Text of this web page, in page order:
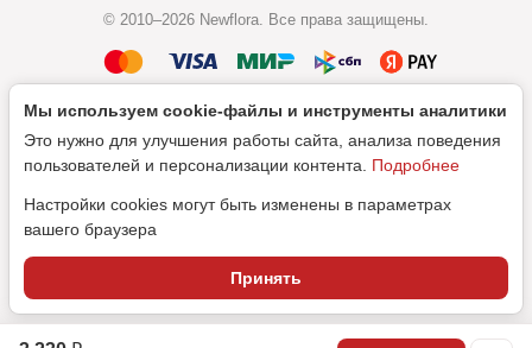
© 2010–2026 Newflora. Все права защищены.
Политика обработки персональных данных
Согласие на обработку персональных данных
SEO-продвижение
Мы используем cookie‑файлы и инструменты аналитики
Это нужно для улучшения работы сайта, анализа поведения
пользователей и персонализации контента. Подробнее
Настройки cookies могут быть изменены в параметрах
вашего браузера
Принять